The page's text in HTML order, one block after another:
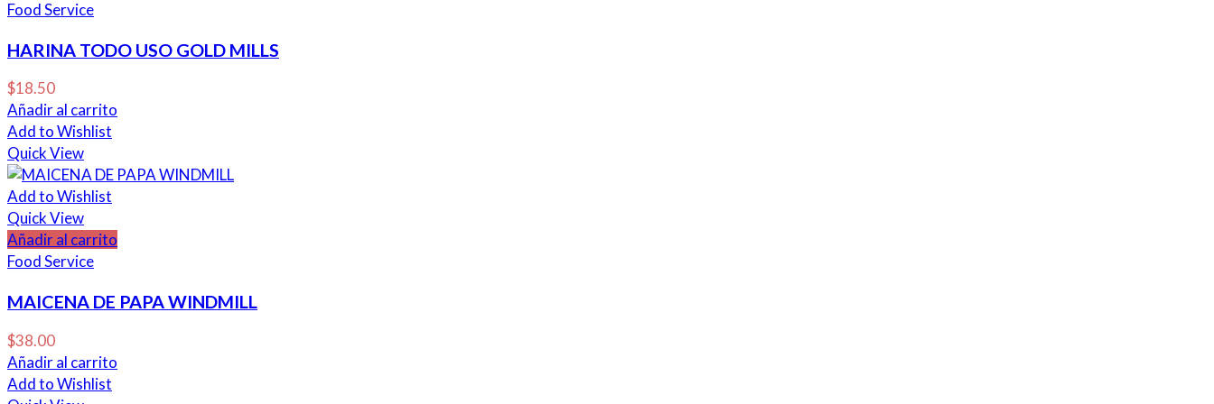
Food Service
HARINA TODO USO GOLD MILLS
$18.50
Añadir al carrito
Add to Wishlist
Quick View
Add to Wishlist
Quick View
Añadir al carrito
Food Service
MAICENA DE PAPA WINDMILL
$38.00
Añadir al carrito
Add to Wishlist